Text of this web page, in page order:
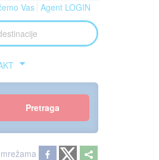
Vas Agent LOGIN
Pretraga